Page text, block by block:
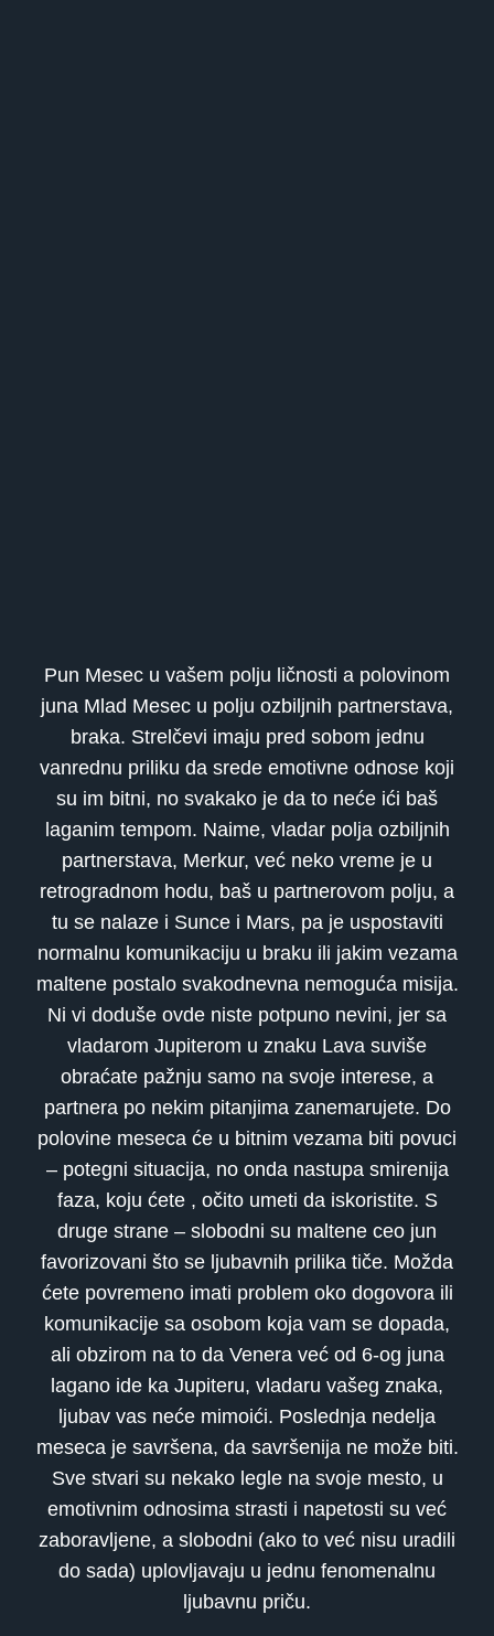
Pun Mesec u vašem polju ličnosti a polovinom
juna Mlad Mesec u polju ozbiljnih partnerstava,
braka. Strelčevi imaju pred sobom jednu
vanrednu priliku da srede emotivne odnose koji
su im bitni, no svakako je da to neće ići baš
laganim tempom. Naime, vladar polja ozbiljnih
partnerstava, Merkur, već neko vreme je u
retrogradnom hodu, baš u partnerovom polju, a
tu se nalaze i Sunce i Mars, pa je uspostaviti
normalnu komunikaciju u braku ili jakim vezama
maltene postalo svakodnevna nemoguća misija.
Ni vi doduše ovde niste potpuno nevini, jer sa
vladarom Jupiterom u znaku Lava suviše
obraćate pažnju samo na svoje interese, a
partnera po nekim pitanjima zanemarujete. Do
polovine meseca će u bitnim vezama biti povuci
– potegni situacija, no onda nastupa smirenija
faza, koju ćete , očito umeti da iskoristite. S
druge strane – slobodni su maltene ceo jun
favorizovani što se ljubavnih prilika tiče. Možda
ćete povremeno imati problem oko dogovora ili
komunikacije sa osobom koja vam se dopada,
ali obzirom na to da Venera već od 6-og juna
lagano ide ka Jupiteru, vladaru vašeg znaka,
ljubav vas neće mimoići. Poslednja nedelja
meseca je savršena, da savršenija ne može biti.
Sve stvari su nekako legle na svoje mesto, u
emotivnim odnosima strasti i napetosti su već
zaboravljene, a slobodni (ako to već nisu uradili
do sada) uplovljavaju u jednu fenomenalnu
ljubavnu priču.